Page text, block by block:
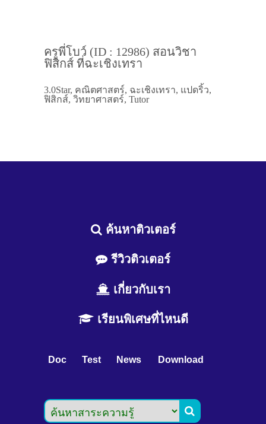
ครูพี่โบว์ (ID : 12986) สอนวิชา
ฟิสิกส์ ที่ฉะเชิงเทรา
3.0Star, คณิตศาสตร์, ฉะเชิงเทรา, แปดริ้ว,
ฟิสิกส์, วิทยาศาสตร์, Tutor
ค้นหาติวเตอร์
รีวิวติวเตอร์
เกี่ยวกับเรา
เรียนพิเศษที่ไหนดี
Doc Test News Download
